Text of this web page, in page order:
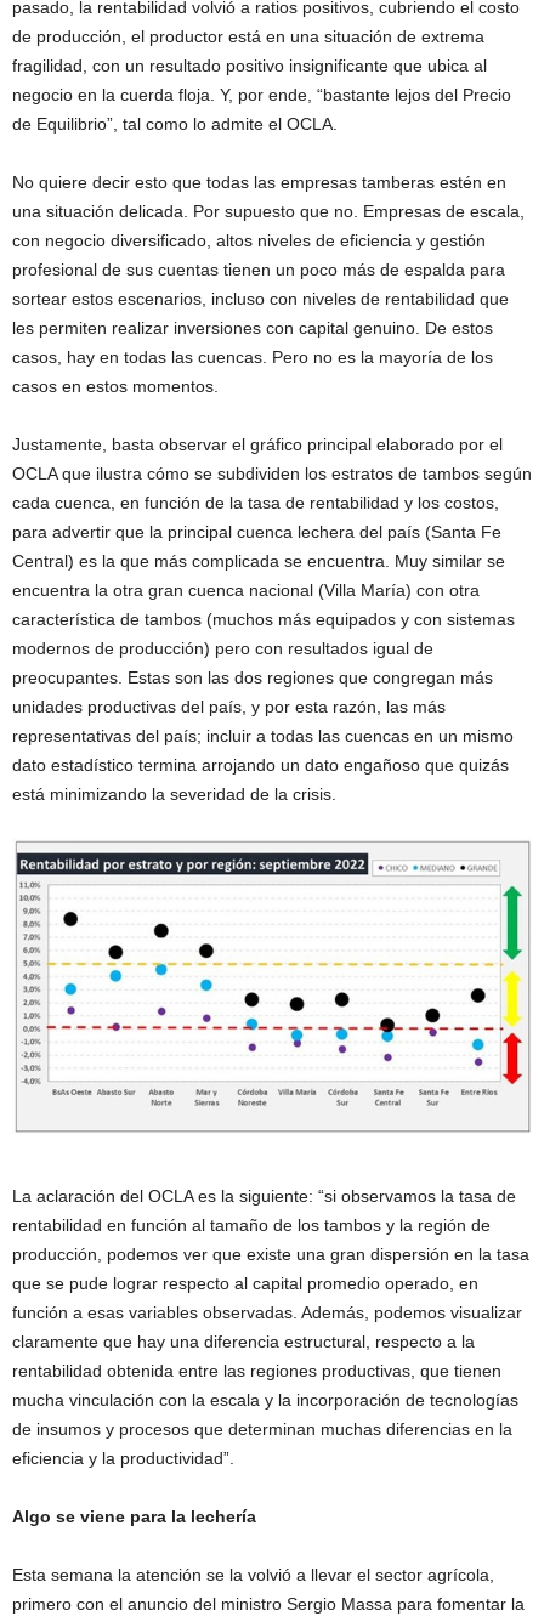
pasado, la rentabilidad volvió a ratios positivos, cubriendo el costo
de producción, el productor está en una situación de extrema
fragilidad, con un resultado positivo insignificante que ubica al
negocio en la cuerda floja. Y, por ende, “bastante lejos del Precio
de Equilibrio”, tal como lo admite el OCLA.
No quiere decir esto que todas las empresas tamberas estén en
una situación delicada. Por supuesto que no. Empresas de escala,
con negocio diversificado, altos niveles de eficiencia y gestión
profesional de sus cuentas tienen un poco más de espalda para
sortear estos escenarios, incluso con niveles de rentabilidad que
les permiten realizar inversiones con capital genuino. De estos
casos, hay en todas las cuencas. Pero no es la mayoría de los
casos en estos momentos.
Justamente, basta observar el gráfico principal elaborado por el
OCLA que ilustra cómo se subdividen los estratos de tambos según
cada cuenca, en función de la tasa de rentabilidad y los costos,
para advertir que la principal cuenca lechera del país (Santa Fe
Central) es la que más complicada se encuentra. Muy similar se
encuentra la otra gran cuenca nacional (Villa María) con otra
característica de tambos (muchos más equipados y con sistemas
modernos de producción) pero con resultados igual de
preocupantes. Estas son las dos regiones que congregan más
unidades productivas del país, y por esta razón, las más
representativas del país; incluir a todas las cuencas en un mismo
dato estadístico termina arrojando un dato engañoso que quizás
está minimizando la severidad de la crisis.
La aclaración del OCLA es la siguiente: “si observamos la tasa de
rentabilidad en función al tamaño de los tambos y la región de
producción, podemos ver que existe una gran dispersión en la tasa
que se pude lograr respecto al capital promedio operado, en
función a esas variables observadas. Además, podemos visualizar
claramente que hay una diferencia estructural, respecto a la
rentabilidad obtenida entre las regiones productivas, que tienen
mucha vinculación con la escala y la incorporación de tecnologías
de insumos y procesos que determinan muchas diferencias en la
eficiencia y la productividad”.
Algo se viene para la lechería
Esta semana la atención se la volvió a llevar el sector agrícola,
primero con el anuncio del ministro Sergio Massa para fomentar la